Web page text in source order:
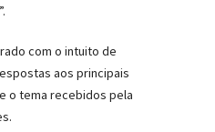
”.
com o intuito de
aos principais
o tema recebidos pela